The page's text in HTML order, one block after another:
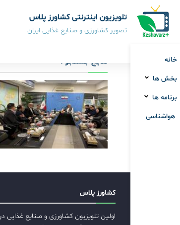
تلویزیون اینترنتی کشاورز پلاس
تصویر کشاورزی و صنایع غذایی ایران
خانه
بخش ها
برنامه ها
هواشناسی
نتایج جستجو :
کشاورز پلاس
اولین تلویزیون کشاورزی و صنایع غذایی در